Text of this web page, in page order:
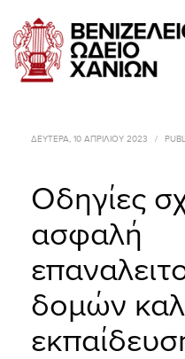
ΔΕΥΤΈΡΑ, 10 ΑΠΡΙΛΊΟΥ 2023 /
Οδηγίες
ασφαλή
δομών